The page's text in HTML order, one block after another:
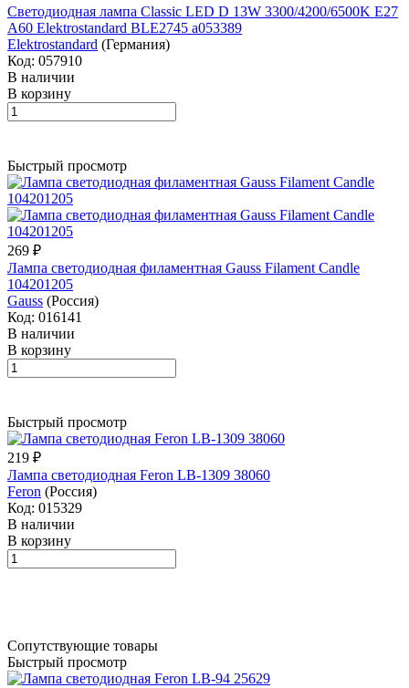
Светодиодная лампа Classic LED D 13W 3300/4200/6500K E27
А60 Elektrostandard BLE2745 a053389
Elektrostandard (Германия)
Код: 057910
В наличии
В корзину
Быстрый просмотр
269 ₽
Лампа светодиодная филаментная Gauss Filament Candle
104201205
Gauss (Россия)
Код: 016141
В наличии
В корзину
Быстрый просмотр
219 ₽
Лампа светодиодная Feron LB-1309 38060
Feron (Россия)
Код: 015329
В наличии
В корзину
Сопутствующие товары
Быстрый просмотр